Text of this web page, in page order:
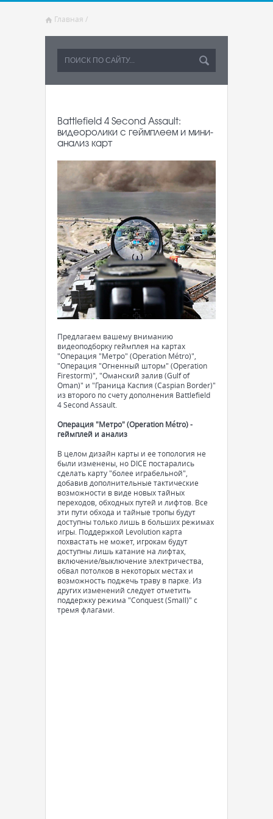
Главная /
Battlefield 4 Second Assault:
видеоролики с геймплеем и мини-
анализ карт
Предлагаем вашему вниманию
видеоподборку геймплея на картах
"Операция "Метро" (Operation Métro)",
"Операция "Огненный шторм" (Operation
Firestorm)", "Оманский залив (Gulf of
Oman)" и "Граница Каспия (Caspian Border)"
из второго по счету дополнения Battlefield
4 Second Assault.
Операция "Метро" (Operation Métro) -
геймплей и анализ
В целом дизайн карты и ее топология не
были изменены, но DICE постарались
сделать карту "более играбельной",
добавив дополнительные тактические
возможности в виде новых тайных
переходов, обходных путей и лифтов. Все
эти пути обхода и тайные тропы будут
доступны только лишь в больших режимах
игры. Поддержкой Levolution карта
похвастать не может, игрокам будут
доступны лишь катание на лифтах,
включение/выключение электричества,
обвал потолков в некоторых местах и
возможность поджечь траву в парке. Из
других изменений следует отметить
поддержку режима "Conquest (Small)" с
тремя флагами.